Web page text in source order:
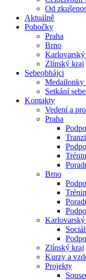
Od
Aktuálně
Pobočky
Praha
Brno
Zlínský kraj
Sebeobhájci
Medailonky
Setkání
Kontakty
Vedení a
Praha
Brno
Zlínský kraj
Kurzy a
Projekty